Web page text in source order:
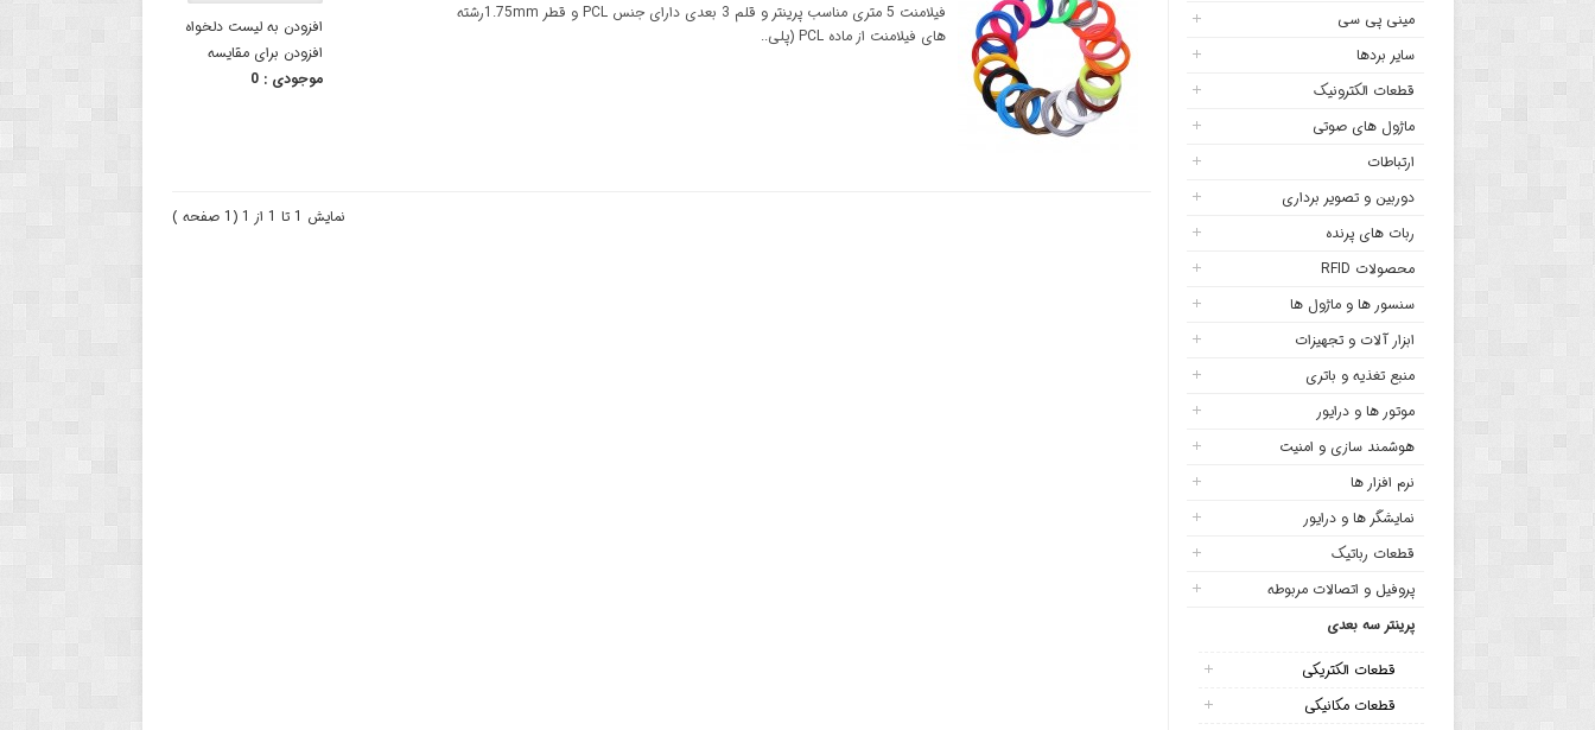
مینی پی سی
سایر بردها
قطعات الکترونیک
ماژول های صوتی
ارتباطات
دوربین و تصویر برداری
ربات های پرنده
محصولات RFID
سنسور ها و ماژول ها
ابزار آلات و تجهیزات
منبع تغذیه و باتری
موتور ها و درایور
هوشمند سازی و امنیت
نرم افزار ها
نمایشگر ها و درایور
قطعات رباتیک
پروفیل و اتصالات مربوطه
پرینتر سه بعدی
قطعات الکتریکی
قطعات مکانیکی
افزودن به لیست دلخواه
افزودن برای مقایسه
موجودی :0
فیلامنت 5 متری مناسب پرینتر و قلم 3 بعدی دارای جنس PCL و قطر 1.75mmرشته
های فیلامنت از ماده PCL (پلی..
نمایش 1 تا 1 از 1 (1 صفحه )